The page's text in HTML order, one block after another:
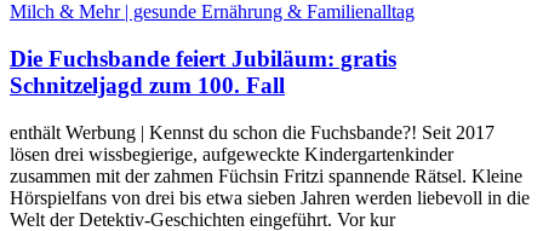
Milch & Mehr | gesunde Ernährung & Familienalltag
Die Fuchsbande feiert Jubiläum: gratis
Schnitzeljagd zum 100. Fall
enthält Werbung | Kennst du schon die Fuchsbande?! Seit 2017
lösen drei wissbegierige, aufgeweckte Kindergartenkinder
zusammen mit der zahmen Füchsin Fritzi spannende Rätsel. Kleine
Hörspielfans von drei bis etwa sieben Jahren werden liebevoll in die
Welt der Detektiv-Geschichten eingeführt. Vor kur